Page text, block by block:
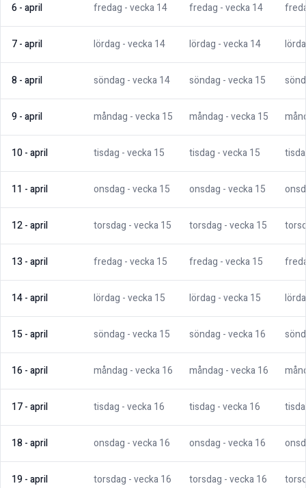
6-april fredag - vecka14 fredag - vecka14
7-april lördag - vecka14 lördag - vecka14
8-april söndag - vecka14 söndag - vecka15
9-april måndag - vecka15 måndag - vecka15
10-april tisdag - vecka15 tisdag - vecka15
11 -april onsdag - vecka15 onsdag - vecka15
12-april torsdag - vecka15 torsdag - vecka15
13 -april fredag - vecka15 fredag - vecka15
14-april lördag - vecka15 lördag - vecka15
15-april söndag - vecka15 söndag - vecka16
16-april måndag - vecka16 måndag - vecka16
17-april tisdag - vecka16 tisdag - vecka16
18-april onsdag - vecka16 onsdag - vecka16
19-april torsdag - vecka16 torsdag - vecka16